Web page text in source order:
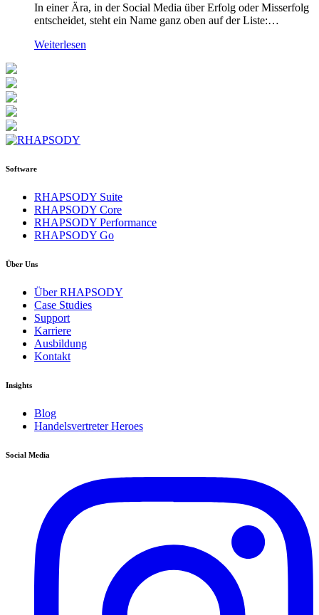
In einer Ära, in der Social Media über Erfolg oder Misserfolg
entscheidet, steht ein Name ganz oben auf der Liste:…
Weiterlesen
Software
RHAPSODY Suite
RHAPSODY Core
RHAPSODY Performance
RHAPSODY Go
Über Uns
Über RHAPSODY
Case Studies
Support
Karriere
Ausbildung
Kontakt
Insights
Blog
Handelsvertreter Heroes
Social Media